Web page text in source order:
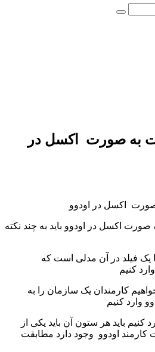
به صورت اکسل در
اکسل در اودوو
اکسل در اودوو باید به چند نکته
یک فیلد در آن مدلی است که
کنیم
کارمندان یک سازمان را به
وارد کنیم
کنیم باید هر ستون آن باید یکی از
اودوو وجود دارد مطابقت